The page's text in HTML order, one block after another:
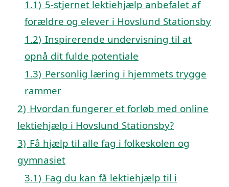
1.1) 5-stjernet lektiehjælp anbefalet af
forældre og elever i Hovslund Stationsby
1.2) Inspirerende undervisning til at
opnå dit fulde potentiale
1.3) Personlig læring i hjemmets trygge
rammer
2) Hvordan fungerer et forløb med online
lektiehjælp i Hovslund Stationsby?
3) Få hjælp til alle fag i folkeskolen og
gymnasiet
3.1) Fag du kan få lektiehjælp til i